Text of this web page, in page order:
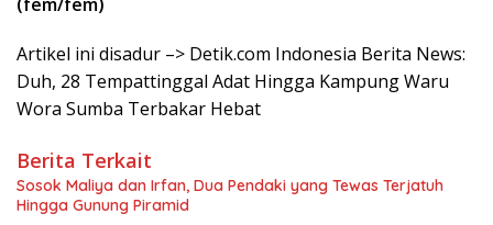
Artikel ini disadur –> Detik.com Indonesia Berita News:
Duh, 28 Tempattinggal Adat Hingga Kampung Waru
Wora Sumba Terbakar Hebat
Berita Terkait
Sosok Maliya dan Irfan, Dua Pendaki yang Tewas Terjatuh
Hingga Gunung Piramid